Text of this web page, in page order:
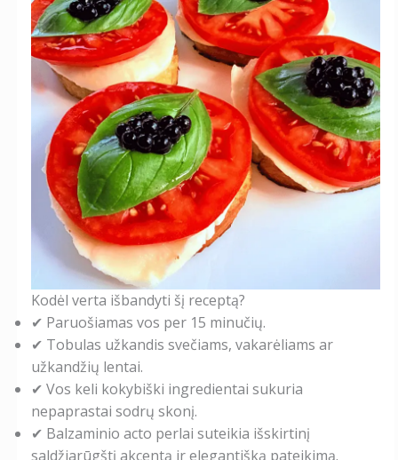
Kodėl verta išbandyti šį receptą?
✔ Paruošiamas vos per 15 minučių.
✔ Tobulas užkandis svečiams, vakarėliams ar
užkandžių lentai.
✔ Vos keli kokybiški ingredientai sukuria
nepaprastai sodrų skonį.
✔ Balzaminio acto perlai suteikia išskirtinį
saldžiarūgštį akcentą ir elegantišką pateikimą.